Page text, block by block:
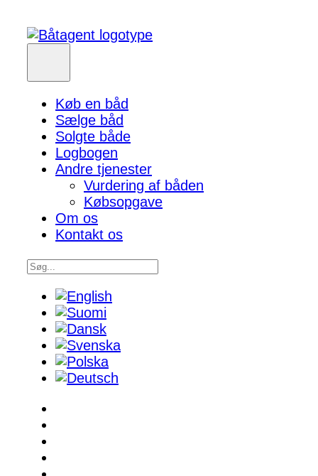
Køb en båd
Sælge båd
Solgte både
Logbogen
Andre tjenester
Vurdering af båden
Købsopgave
Om os
Kontakt os